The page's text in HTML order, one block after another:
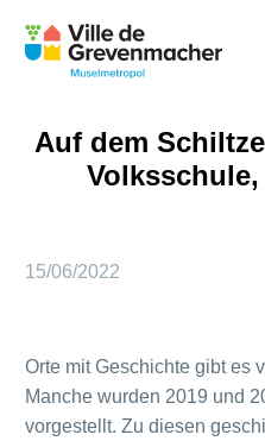
Auf dem
15/06/2022
Orte mit Geschichte gibt es
Manche wurden 2019 und
vorgestellt. Zu diesen